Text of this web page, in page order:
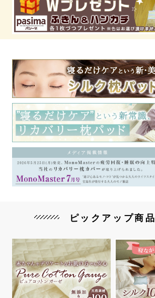
ピックアップ商品